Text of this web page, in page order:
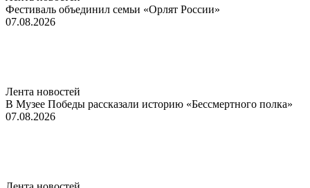
Фестиваль объединил семьи «Орлят России»
07.08.2026
Лента новостей
В Музее Победы рассказали историю «Бессмертного полка»
07.08.2026